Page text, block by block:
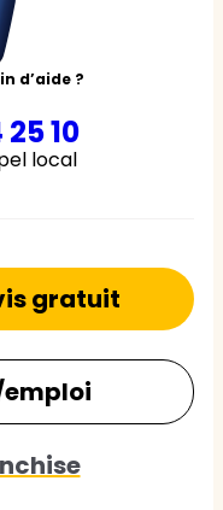
d’aide ?
10
local
gratuit